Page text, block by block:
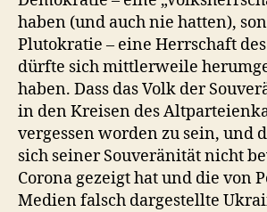
haben (und auch nie hatten),
Plutokratie – eine Herrschaft des
dürfte sich mittlerweile
haben. Dass das Volk der
in den Kreisen des
vergessen worden zu sein, und
sich seiner Souveränität nicht
Corona gezeigt hat und die von
Medien falsch dargestellte